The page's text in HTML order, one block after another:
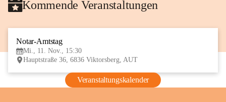
Kommende Veranstaltungen
Notar-Amtstag
Mi., 11. Nov., 15:30
Hauptstraße 36, 6836 Viktorsberg, AUT
Veranstaltungskalender